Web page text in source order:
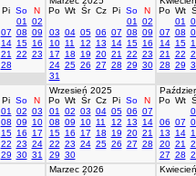
Pi So
N
01
02
07 08 09
14 15 16
21 22 23
28
Po Wt Śr Cz Pi So
N
01
02
03 04 05 06 07 08 09
10 11 12 13 14 15 16
17
18 19 20 21 22 23
24 25 26 27 28 29 30
31
Po Wt
01
07 08
14 15
21
22
28 29
Pi So
N
01
02 03
08 09
10
15 16
17
22 23 24
29 30 31
Wrzesień 2025
Po Wt Śr Cz Pi So
N
01
02 03 04 05 06 07
08 09 10 11 12 13
14
15 16 17 18 19 20 21
22 23 24 25 26 27 28
29 30
Po Wt
06 07
13
14
20 21
27 28
Marzec 2026